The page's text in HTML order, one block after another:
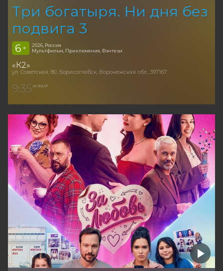
Три богатыря. Ни дня без
подвига 3
6 +
2026, Россия
Мультфильм, Приключения, Фэнтези
«К2»
ул. Советская, 80, Борисоглебск, Воронежская обл., 397167
9:35 от 300 ₽